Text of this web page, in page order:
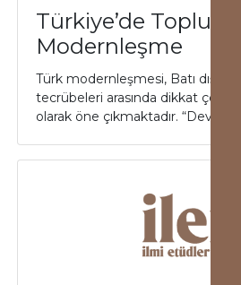
Türkiye’de Toplum
Modernleşme
Türk modernleşmesi, Batı dışı
tecrübeleri arasında dikkat
olarak öne çıkmaktadır. “Devletin